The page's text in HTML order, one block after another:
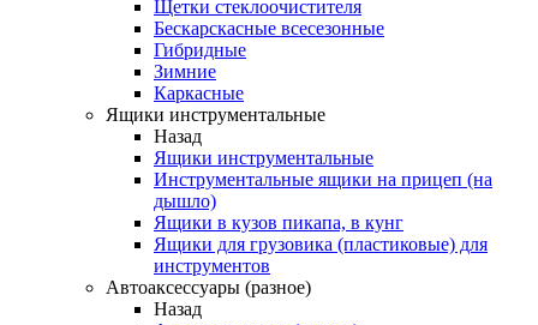
Щетки стеклоочистителя
Бескарскасные всесезонные
Гибридные
Зимние
Каркасные
Ящики инструментальные
Назад
Ящики инструментальные
Инструментальные ящики на прицеп (на
дышло)
Ящики в кузов пикапа, в кунг
Ящики для грузовика (пластиковые) для
инструментов
Автоаксессуары (разное)
Назад